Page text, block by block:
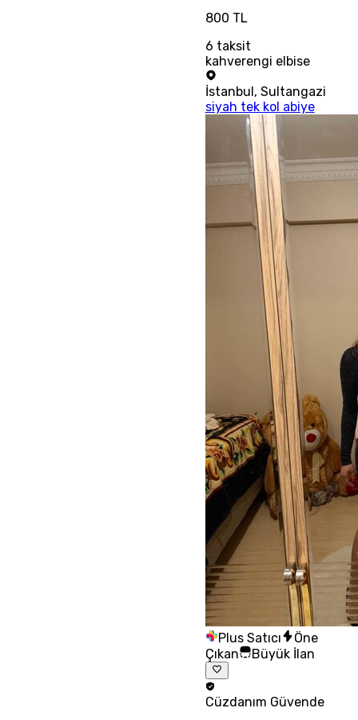
800 TL
6 taksit
kahverengi elbise
İstanbul, Sultangazi
siyah tek kol abiye
Plus Satıcı
Öne
Çıkan
Büyük İlan
Cüzdanım Güvende